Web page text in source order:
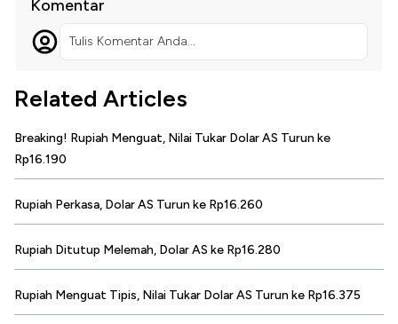
Komentar
Tulis Komentar Anda...
Related Articles
Breaking! Rupiah Menguat, Nilai Tukar Dolar AS Turun ke
Rp16.190
Rupiah Perkasa, Dolar AS Turun ke Rp16.260
Rupiah Ditutup Melemah, Dolar AS ke Rp16.280
Rupiah Menguat Tipis, Nilai Tukar Dolar AS Turun ke Rp16.375